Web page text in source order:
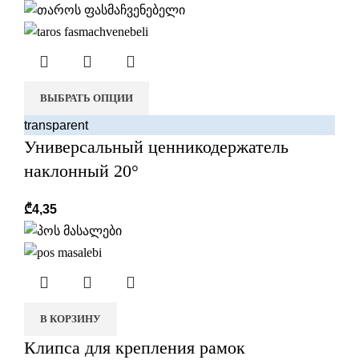
ВЫБРАТЬ ОПЦИИ
transparent
Универсальный ценникодержатель
наклонный 20°
₾4,35
В КОРЗИНУ
Клипса для крепления рамок